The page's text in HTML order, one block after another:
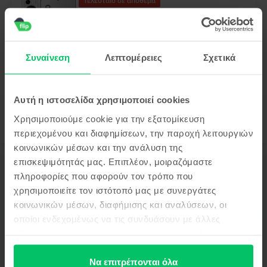
Συναίνεση Λεπτομέρειες Σχετικά
Αυτή η ιστοσελίδα χρησιμοποιεί cookies
Χρησιμοποιούμε cookie για την εξατομίκευση
περιεχομένου και διαφημίσεων, την παροχή λειτουργιών
κοινωνικών μέσων και την ανάλυση της
επισκεψιμότητάς μας. Επιπλέον, μοιραζόμαστε
πληροφορίες που αφορούν τον τρόπο που
χρησιμοποιείτε τον ιστότοπό μας με συνεργάτες
κοινωνικών μέσων, διαφήμισης και αναλύσεων, οι
οποίοι ενδεχομένως να τις συνδυάσουν με άλλες
έχουν συλλέξει σε σχέση με την από μέρους σας χρήση
των υπηρεσιών τους.Να επιτρέπονται όλα
Rococo Pearl, 256 GB, Σαν καινούργιο
€
Περιγραφή
Κινητό τηλέφωνο Huawei Nova 9 SE, Crystal Blue, 512 GB, Σαν
καινούργιο
Δες περισσότερες λεπτομέρειες